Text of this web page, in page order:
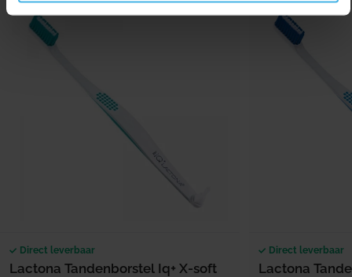
Direct leverbaar
Lactona Tandenborstel Iq+ X-soft
Direct leverbaar
Lactona